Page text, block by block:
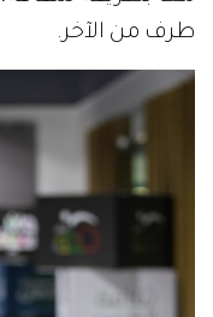
طرف من الآخر.